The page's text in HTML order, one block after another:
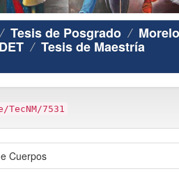
Tesis de Posgrado
Tesis de Maestría
7531
Cuerpos